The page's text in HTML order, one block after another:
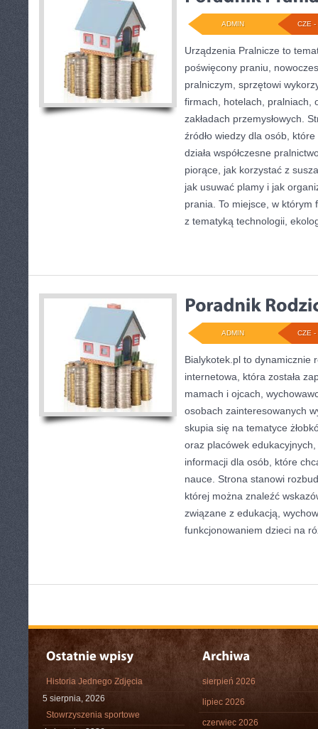
CZE -
ADMIN
Urządzenia Pralnicze to
poświęcony praniu,
pralniczym, sprzętowi
firmach, hotelach, pralniach,
zakładach przemysłowych.
źródło wiedzy dla osób,
działa współczesne
piorące, jak korzystać z
jak usuwać plamy i jak
prania. To miejsce, w którym
z tematyką technologii,
CZE -
ADMIN
Bialykotek.pl to dynamicznie
internetowa, która została
mamach i ojcach,
osobach zainteresowanych
skupia się na tematyce
oraz placówek
informacji dla osób, które
nauce. Strona stanowi
której można znaleźć
związane z edukacją,
funkcjonowaniem dzieci na
Historia Jednego Zdjęcia
5 sierpnia, 2026
Stowrzyszenia sportowe
sierpień 2026
lipiec 2026
czerwiec 2026